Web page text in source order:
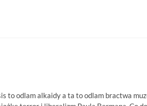
to odlam alkaidy a ta to odlam bractwa